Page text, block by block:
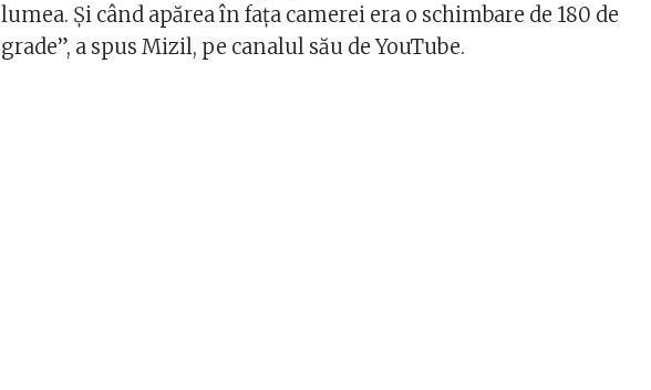
lumea. Și când apărea în fața camerei era o schimbare de 180 de
grade”, a spus Mizil, pe canalul său de YouTube.